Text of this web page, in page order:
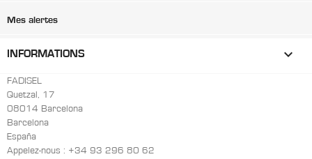
Mes alertes
INFORMATIONS keyboard_arrow_down
FADISEL
Quetzal, 17
08014 Barcelona
Barcelona
España
Appelez-nous : +34 93 296 80 62